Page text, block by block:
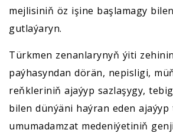
mejlisiniň öz işine başlamagy
gutlaýaryn.
Türkmen zenanlarynyň ýiti
paýhasyndan dörän, nepisligi,
reňkleriniň ajaýyp sazlaşygy,
bilen dünýäni haýran eden
umumadamzat medeniýetiniň